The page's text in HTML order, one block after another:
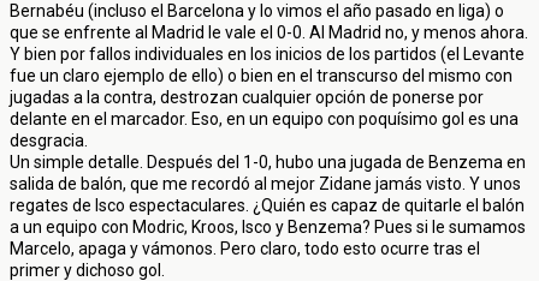
Bernabéu (incluso el Barcelona y lo vimos el año pasado en liga) o
que se enfrente al Madrid le vale el 0-0. Al Madrid no, y menos ahora.
Y bien por fallos individuales en los inicios de los partidos (el Levante
fue un claro ejemplo de ello) o bien en el transcurso del mismo con
jugadas a la contra, destrozan cualquier opción de ponerse por
delante en el marcador. Eso, en un equipo con poquísimo gol es una
desgracia.
Un simple detalle. Después del 1-0, hubo una jugada de Benzema en
salida de balón, que me recordó al mejor Zidane jamás visto. Y unos
regates de Isco espectaculares. ¿Quién es capaz de quitarle el balón
a un equipo con Modric, Kroos, Isco y Benzema? Pues si le sumamos
Marcelo, apaga y vámonos. Pero claro, todo esto ocurre tras el
primer y dichoso gol.